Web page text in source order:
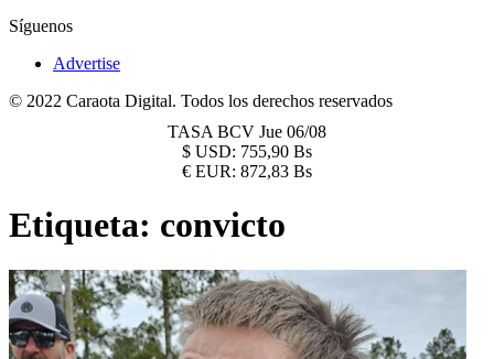
Síguenos
Advertise
© 2022 Caraota Digital. Todos los derechos reservados
TASA BCV Jue 06/08
$ USD: 755,90 Bs
€ EUR: 872,83 Bs
Etiqueta: convicto